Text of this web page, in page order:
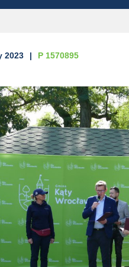
2023 P 1570895